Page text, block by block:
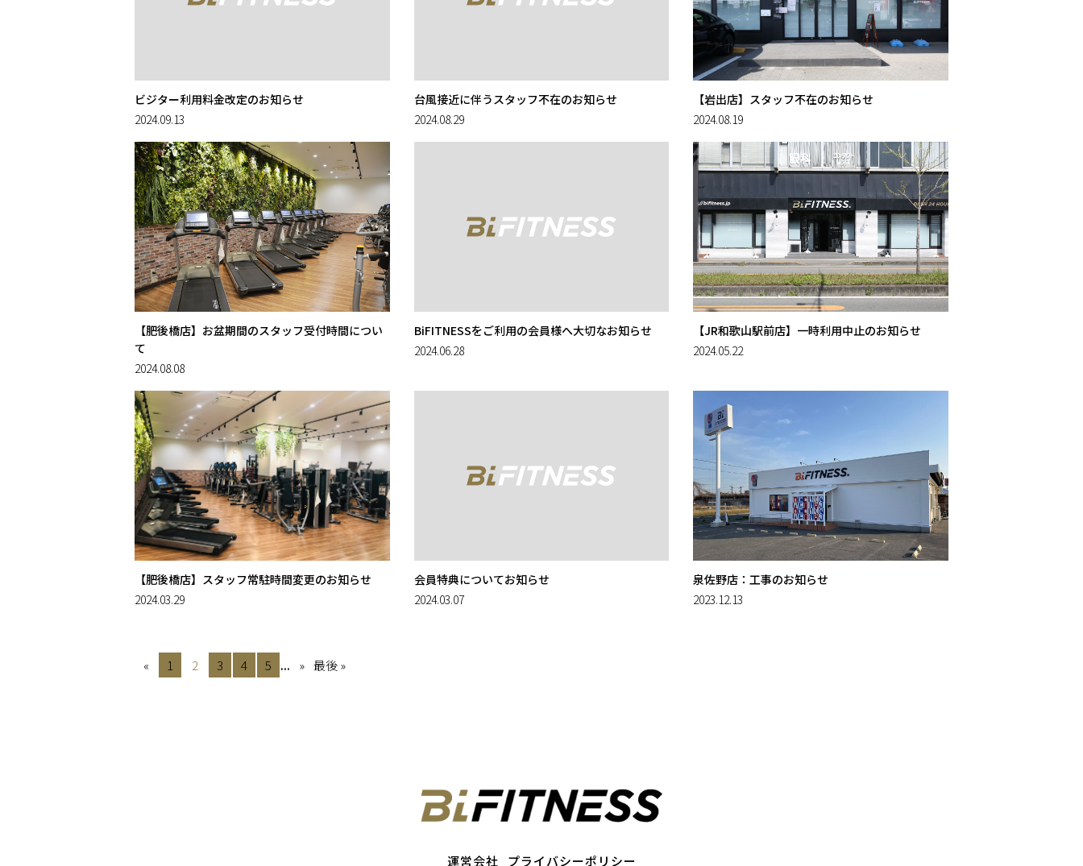
ビジター利用料金改定のお知らせ
2024.09.13
台風接近に伴うスタッフ不在のお知らせ
2024.08.29
【岩出店】スタッフ不在のお知らせ
2024.08.19
【肥後橋店】お盆期間のスタッフ受付時間につい
て
2024.08.08
BiFITNESSをご利用の会員様へ大切なお知らせ
2024.06.28
【JR和歌山駅前店】一時利用中止のお知らせ
2024.05.22
【肥後橋店】スタッフ常駐時間変更のお知らせ
2024.03.29
会員特典についてお知らせ
2024.03.07
泉佐野店：工事のお知らせ
2023.12.13
« 1 2 3 4 5 ... » 最後 »
運営会社 プライバシーポリシー